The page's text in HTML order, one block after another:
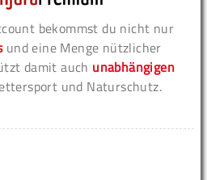
bekommst du nicht nur
und eine Menge nützlicher
damit auch unabhängigen
und Naturschutz.